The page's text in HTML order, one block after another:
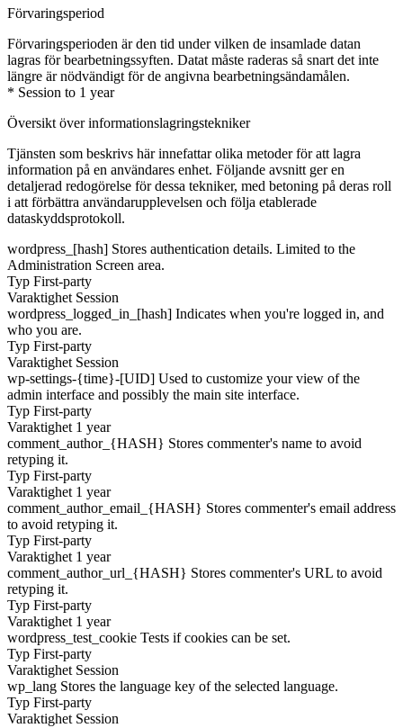
Förvaringsperiod
Förvaringsperioden är den tid under vilken de insamlade datan
lagras för bearbetningssyften. Datat måste raderas så snart det inte
längre är nödvändigt för de angivna bearbetningsändamålen.
* Session to 1 year
Översikt över informationslagringstekniker
Tjänsten som beskrivs här innefattar olika metoder för att lagra
information på en användares enhet. Följande avsnitt ger en
detaljerad redogörelse för dessa tekniker, med betoning på deras roll
i att förbättra användarupplevelsen och följa etablerade
dataskyddsprotokoll.
wordpress_[hash] Stores authentication details. Limited to the
Administration Screen area.
Typ First-party
Varaktighet Session
wordpress_logged_in_[hash] Indicates when you're logged in, and
who you are.
Typ First-party
Varaktighet Session
wp-settings-{time}-[UID] Used to customize your view of the
admin interface and possibly the main site interface.
Typ First-party
Varaktighet 1 year
comment_author_{HASH} Stores commenter's name to avoid
retyping it.
Typ First-party
Varaktighet 1 year
comment_author_email_{HASH} Stores commenter's email address
to avoid retyping it.
Typ First-party
Varaktighet 1 year
comment_author_url_{HASH} Stores commenter's URL to avoid
retyping it.
Typ First-party
Varaktighet 1 year
wordpress_test_cookie Tests if cookies can be set.
Typ First-party
Varaktighet Session
wp_lang Stores the language key of the selected language.
Typ First-party
Varaktighet Session